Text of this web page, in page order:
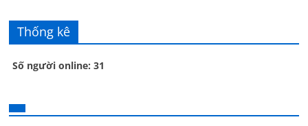
Âu Tú Vân
Bác sĩ Hoa
Bác sĩ Stephen Mak
Bác Đạt
Thống kê
Số người online: 31